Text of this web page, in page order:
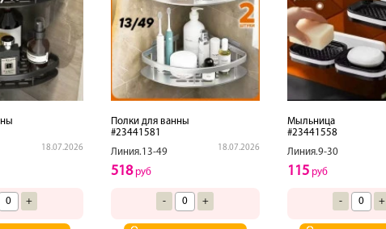
18.07.2026
+
Полки для ванны
#23441581
Линия.13-49
18.07.2026
518руб
- +
Мыльница
#23441558
Линия.9-30
115руб
- +